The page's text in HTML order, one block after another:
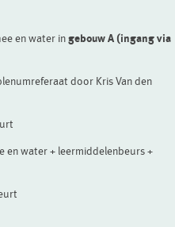
a
o
en water ingebouw A (ingang via
door Kris Van den
en water + leermiddelenbeurs +